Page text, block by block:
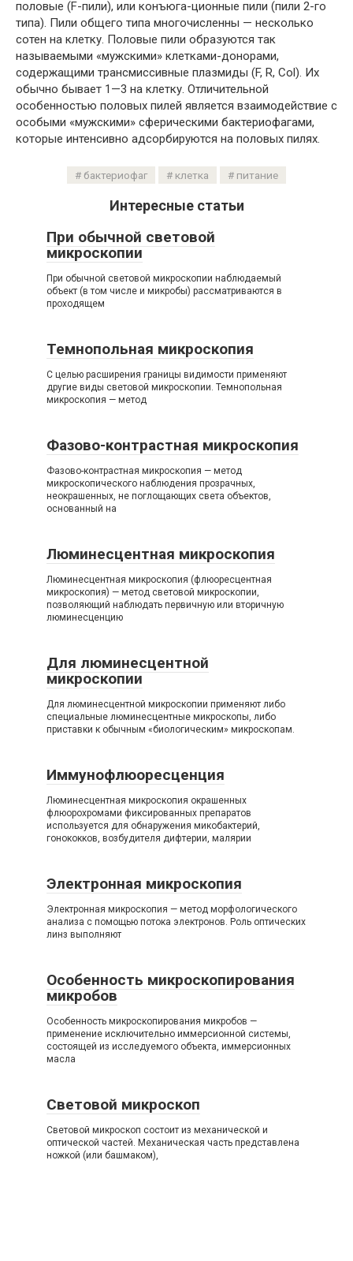
половые (F-пили), или конъюга-ционные пили (пили 2-го
типа). Пили общего типа многочисленны — несколько
сотен на клетку. Половые пили образуются так
называемыми «мужскими» клетками-донорами,
содержащими трансмиссивные плазмиды (F, R, Col). Их
обычно бывает 1—3 на клетку. Отличительной
особенностью половых пилей является взаимодействие с
особыми «мужскими» сферическими бактериофагами,
которые интенсивно адсорбируются на половых пилях.
бактериофаг клетка питание
Интересные статьи
При обычной световой
микроскопии
При обычной световой микроскопии наблюдаемый
объект (в том числе и микробы) рассматриваются в
проходящем
Темнопольная микроскопия
С целью расширения границы видимости применяют
другие виды световой микроскопии. Темнопольная
микроскопия — метод
Фазово-контрастная микроскопия
Фазово-контрастная микроскопия — метод
микроскопического наблюдения прозрачных,
неокрашенных, не поглощающих света объектов,
основанный на
Люминесцентная микроскопия
Люминесцентная микроскопия (флюоресцентная
микроскопия) — метод световой микроскопии,
позволяющий наблюдать первичную или вторичную
люминесценцию
Для люминесцентной
микроскопии
Для люминесцентной микроскопии применяют либо
специальные люминесцентные микроскопы, либо
приставки к обычным «биологическим» микроскопам.
Иммунофлюоресценция
Люминесцентная микроскопия окрашенных
флюорохромами фиксированных препаратов
используется для обнаружения микобактерий,
гонококков, возбудителя дифтерии, малярии
Электронная микроскопия
Электронная микроскопия — метод морфологического
анализа с помощью потока электронов. Роль оптических
линз выполняют
Особенность микроскопирования
микробов
Особенность микроскопирования микробов —
применение исключительно иммерсионной системы,
состоящей из исследуемого объекта, иммерсионных
масла
Световой микроскоп
Световой микроскоп состоит из механической и
оптической частей. Механическая часть представлена
ножкой (или башмаком),